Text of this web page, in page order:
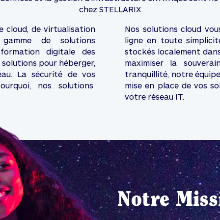
chez STELLARIX
cloud, de virtualisation
de solutions
digitale des
pour héberger,
La sécurité de vos
nos solutions
Nos solutions cloud
ligne en toute
stockés localement
maximiser la
tranquillité, notre
mise en place de vos
votre réseau IT.
Notre